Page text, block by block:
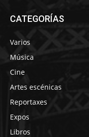
CATEGORÍAS
Varios
Música
Cine
Artes escénicas
Reportaxes
Expos
Libros